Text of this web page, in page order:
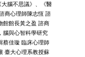
腦不思議》、《醫
商心理師陳志恆 諮
館館長黃之盈 諮商
腦與心智科學研究
蔡佳璇 臨床心理師
臺大心理系教授蘇